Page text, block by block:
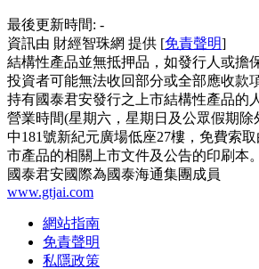
最後更新時間: -
資訊由 財經智珠網 提供 [免責聲明]
結構性產品並無抵押品，如發行人或擔
投資者可能無法收回部分或全部應收款
持有國泰君安發行之上市結構性產品的
營業時間(星期六，星期日及公眾假期除
中181號新紀元廣場低座27樓，免費索
市產品的相關上市文件及公告的印刷本。
國泰君安國際為國泰海通集團成員
www.gtjai.com
網站指南
免責聲明
私隱政策